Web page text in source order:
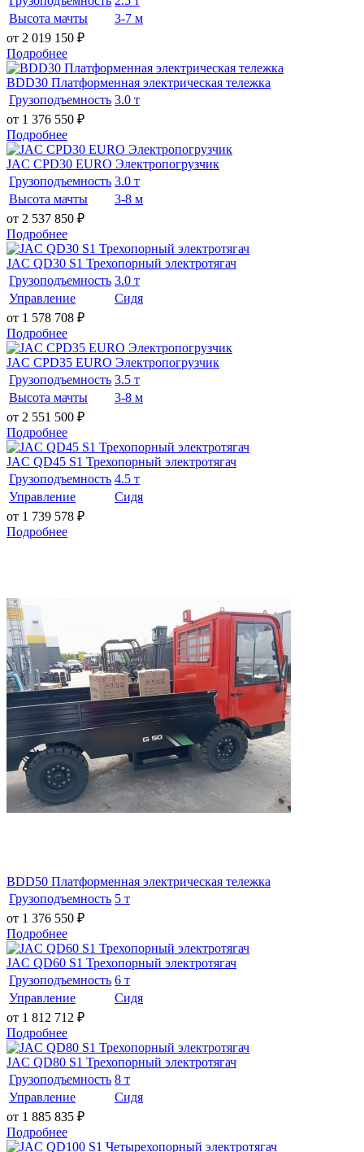
Высота мачты
3-7 м
от 2 019 150 ₽
Подробнее
BDD30 Платформенная электрическая тележка
Грузоподъемность 3.0 т
от 1 376 550 ₽
Подробнее
JAC CPD30 EURO Электропогрузчик
Грузоподъемность 3.0 т
Высота мачты
3-8 м
от 2 537 850 ₽
Подробнее
JAC QD30 S1 Трехопорный электротягач
Грузоподъемность 3.0 т
Управление
Сидя
от 1 578 708 ₽
Подробнее
JAC CPD35 EURO Электропогрузчик
Грузоподъемность 3.5 т
Высота мачты
3-8 м
от 2 551 500 ₽
Подробнее
JAC QD45 S1 Трехопорный электротягач
Грузоподъемность 4.5 т
Управление
Сидя
от 1 739 578 ₽
Подробнее
BDD50 Платформенная электрическая тележка
Грузоподъемность 5 т
от 1 376 550 ₽
Подробнее
JAC QD60 S1 Трехопорный электротягач
Грузоподъемность 6 т
Управление
Сидя
от 1 812 712 ₽
Подробнее
JAC QD80 S1 Трехопорный электротягач
Грузоподъемность 8 т
Управление
Сидя
от 1 885 835 ₽
Подробнее